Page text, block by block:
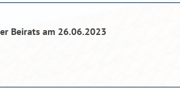
Beirats am 26.06.2023